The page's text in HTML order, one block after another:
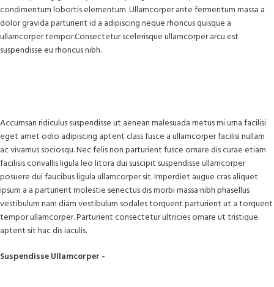
condimentum lobortis elementum. Ullamcorper ante fermentum massa a
dolor gravida parturient id a adipiscing neque rhoncus quisque a
ullamcorper tempor.Consectetur scelerisque ullamcorper arcu est
suspendisse eu rhoncus nibh.
Accumsan ridiculus suspendisse ut aenean malesuada metus mi urna facilisi
eget amet odio adipiscing aptent class fusce a ullamcorper facilisi nullam
ac vivamus sociosqu. Nec felis non parturient fusce ornare dis curae etiam
facilisis convallis ligula leo litora dui suscipit suspendisse ullamcorper
posuere dui faucibus ligula ullamcorper sit. Imperdiet augue cras aliquet
ipsum a a parturient molestie senectus dis morbi massa nibh phasellus
vestibulum nam diam vestibulum sodales torquent parturient ut a torquent
tempor ullamcorper. Parturient consectetur ultricies ornare ut tristique
aptent sit hac dis iaculis.
Suspendisse Ullamcorper -